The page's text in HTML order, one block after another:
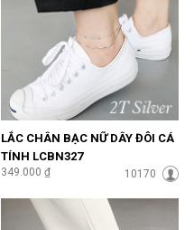
LẮC CHÂN BẠC NỮ DÂY ĐÔI CÁ
TÍNH LCBN327
349.000 ₫ 10170